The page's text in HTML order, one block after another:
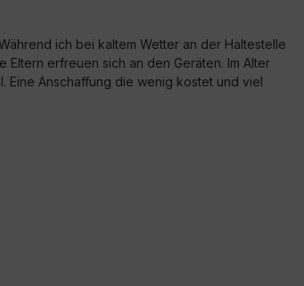
ich bei kaltem Wetter an der Haltestelle
Eltern erfreuen sich an den Geräten. Im Alter
Eine Anschaffung die wenig kostet und viel